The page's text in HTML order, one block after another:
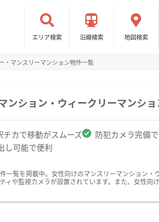
エリア検索 沿線検索 地図検索
・マンスリーマンション物件一覧
ンション・ウィークリーマンシ
チカで移動がスムーズ 防犯カメラ完備
し可能で便利
覧を掲載中。女性向けのマンスリーマンション
や監視カメラが設置されています。また、女性向